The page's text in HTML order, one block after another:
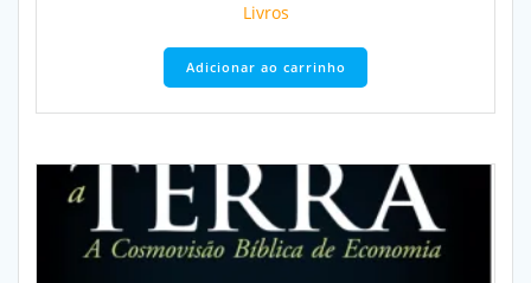
Livros
Adicionar ao carrinho